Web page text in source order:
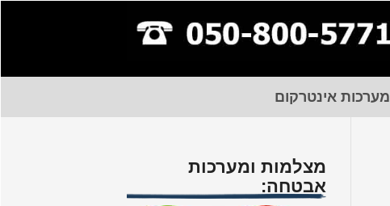
מערכות אינטרקום
מצלמות ומערכות
אבטחה: